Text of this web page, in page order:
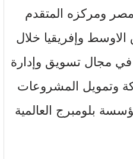
ومركزه المتقدم
وإفريقيا خلال
مجال تسويق وإدارة
وتمويل المشروعات
بلومبرج العالمية